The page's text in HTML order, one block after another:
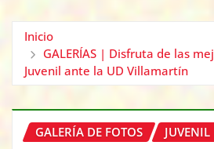
Inicio
GALERÍAS | Disfruta de las
Juvenil ante la UD Villamartín
GALERÍA DE FOTOS JUVENIL